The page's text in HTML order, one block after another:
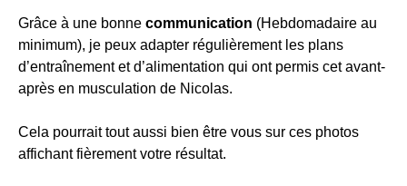
Grâce à une bonne communication (Hebdomadaire au
minimum), je peux adapter régulièrement les plans
d’entraînement et d’alimentation qui ont permis cet avant-
après en musculation de Nicolas.
Cela pourrait tout aussi bien être vous sur ces photos
affichant fièrement votre résultat.